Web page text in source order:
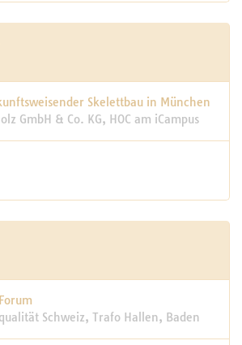
Skelettbau in München
GmbH & Co. KG, HOC am iCampus
Schweiz, Trafo Hallen, Baden